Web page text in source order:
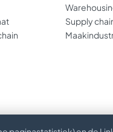
Supply